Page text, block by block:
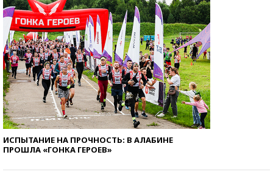
ИСПЫТАНИЕ НА ПРОЧНОСТЬ: В АЛАБИНЕ
ПРОШЛА «ГОНКА ГЕРОЕВ»